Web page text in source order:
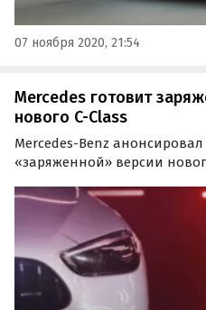
07 ноября 2020, 21:54
Mercedes готовит
нового C-Class
Mercedes-Benz
«заряженной» версии
AMG C-Class нового
дизайне, так и в
«Автоновости дня».